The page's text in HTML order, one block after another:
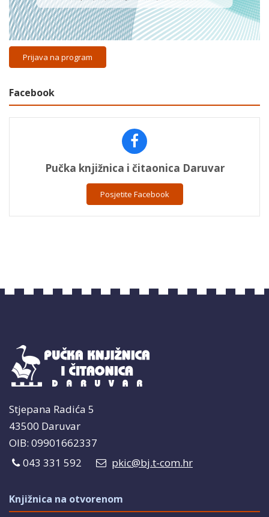
Prijava na program
Facebook
Pučka knjižnica i čitaonica Daruvar
Posjetite Facebook
Stjepana Radića 5
43500 Daruvar
OIB: 09901662337
043 331 592
pkic@bj.t-com.hr
Knjižnica na otvorenom